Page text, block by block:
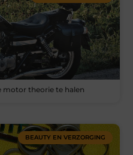
motor theorie te halen
BEAUTY EN VERZORGING